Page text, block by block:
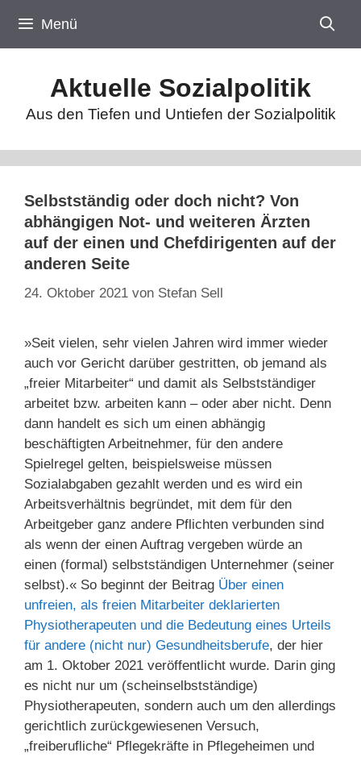
Inhalt
springen
Menü
Aktuelle Sozialpolitik
Aus den Tiefen und Untiefen der Sozialpolitik
Selbstständig oder doch nicht? Von
abhängigen Not- und weiteren Ärzten
auf der einen und Chefdirigenten auf der
anderen Seite
24. Oktober 2021 von Stefan Sell
»Seit vielen, sehr vielen Jahren wird immer wieder
auch vor Gericht darüber gestritten, ob jemand als
„freier Mitarbeiter“ und damit als Selbstständiger
arbeitet bzw. arbeiten kann – oder aber nicht. Denn
dann handelt es sich um einen abhängig
beschäftigten Arbeitnehmer, für den andere
Spielregel gelten, beispielsweise müssen
Sozialabgaben gezahlt werden und es wird ein
Arbeitsverhältnis begründet, mit dem für den
Arbeitgeber ganz andere Pflichten verbunden sind
als wenn der einen Auftrag vergeben würde an
einen (formal) selbstständigen Unternehmer (seiner
selbst).« So beginnt der Beitrag Über einen
unfreien, als freien Mitarbeiter deklarierten
Physiotherapeuten und die Bedeutung eines Urteils
für andere (nicht nur) Gesundheitsberufe, der hier
am 1. Oktober 2021 veröffentlicht wurde. Darin ging
es nicht nur um (scheinselbstständige)
Physiotherapeuten, sondern auch um den allerdings
gerichtlich zurückgewiesenen Versuch,
„freiberufliche“ Pflegekräfte in Pflegeheimen und